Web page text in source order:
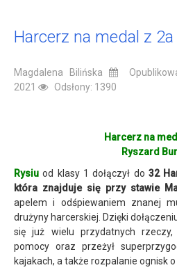
Harcerz na medal z 2a
Magdalena Bilińska
2021
Odsłony: 1390
Harcerz na
Ryszard
Rysiu od klasy 1 dołączył do32
która znajduje się przy stawie
apelem i odśpiewaniem znanej
drużyny harcerskiej. Dzięki
się już wielu przydatnych
pomocy oraz przeżył
kajakach, a także rozpalanie ognisk